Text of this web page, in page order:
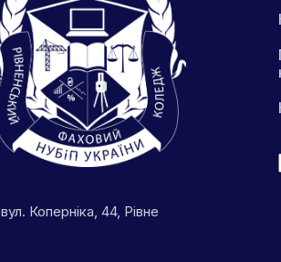
вул. Коперніка, 44, Рівне